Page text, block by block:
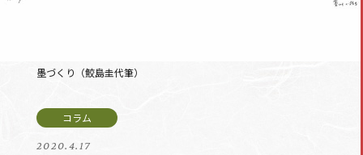
墨づくり（鮫島圭代筆）
2020.4.17